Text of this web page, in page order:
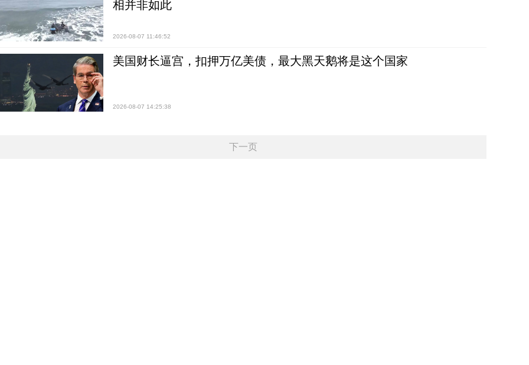
相并非如此
2026-08-07 11:46:52
美国财长逼宫，扣押万亿美债，最大黑天鹅将是这个国家
2026-08-07 14:25:38
下一页